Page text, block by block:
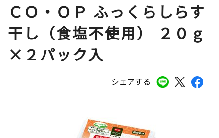
シェアする
ＣＯ・ＯＰ ふっくらしらす
干し（食塩不使用） ２０ｇ
×２パック入